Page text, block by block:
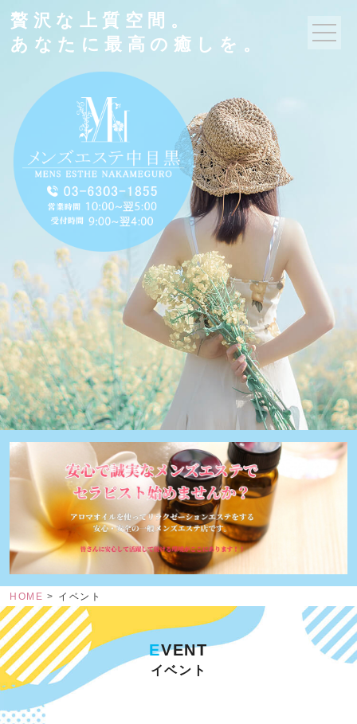
贅沢な上質空間。
あなたに最高の癒しを。
HOME イベント
EVENT
イベント